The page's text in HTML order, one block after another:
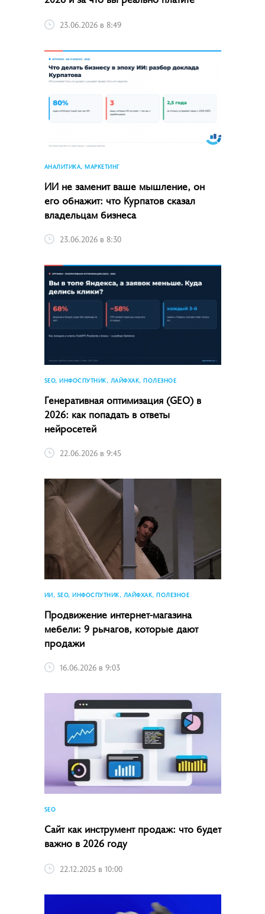
23.06.2026 в 8:49
АНАЛИТИКА, МАРКЕТИНГ
ИИ не заменит ваше мышление, он
его обнажит: что Курпатов сказал
владельцам бизнеса
23.06.2026 в 8:30
SEO, ИНФОСПУТНИК, ЛАЙФХАК, ПОЛЕЗНОЕ
Генеративная оптимизация (GEO) в
2026: как попадать в ответы
нейросетей
22.06.2026 в 9:45
ИИ, SEO, ИНФОСПУТНИК, ЛАЙФХАК, ПОЛЕЗНОЕ
Продвижение интернет-магазина
мебели: 9 рычагов, которые дают
продажи
16.06.2026 в 9:03
SEO
Сайт как инструмент продаж: что будет
важно в 2026 году
22.12.2025 в 10:00